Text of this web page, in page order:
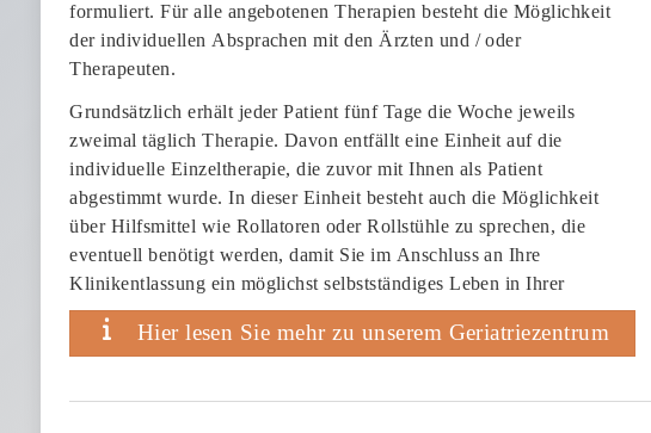
formuliert. Für alle angebotenen Therapien besteht die Möglichkeit
der individuellen Absprachen mit den Ärzten und / oder
Therapeuten.
Grundsätzlich erhält jeder Patient fünf Tage die Woche jeweils
zweimal täglich Therapie. Davon entfällt eine Einheit auf die
individuelle Einzeltherapie, die zuvor mit Ihnen als Patient
abgestimmt wurde. In dieser Einheit besteht auch die Möglichkeit
über Hilfsmittel wie Rollatoren oder Rollstühle zu sprechen, die
eventuell benötigt werden, damit Sie im Anschluss an Ihre
Klinikentlassung ein möglichst selbstständiges Leben in Ihrer
Hier lesen Sie mehr zu unserem Geriatriezentrum